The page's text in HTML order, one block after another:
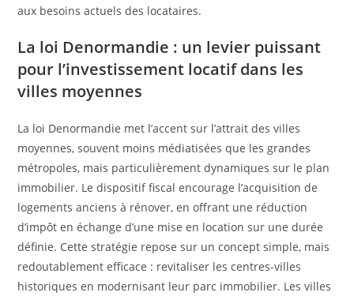
aux besoins actuels des locataires.
La loi Denormandie : un levier puissant
pour l’investissement locatif dans les
villes moyennes
La loi Denormandie met l’accent sur l’attrait des villes
moyennes, souvent moins médiatisées que les grandes
métropoles, mais particulièrement dynamiques sur le plan
immobilier. Le dispositif fiscal encourage l’acquisition de
logements anciens à rénover, en offrant une réduction
d’impôt en échange d’une mise en location sur une durée
définie. Cette stratégie repose sur un concept simple, mais
redoutablement efficace : revitaliser les centres-villes
historiques en modernisant leur parc immobilier. Les villes